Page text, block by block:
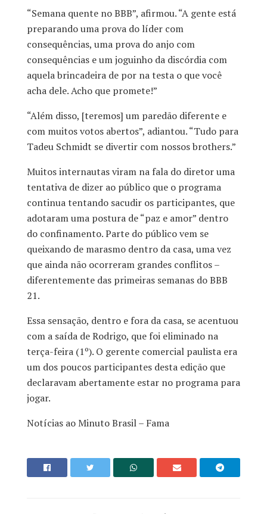
“Semana quente no BBB”, afirmou. “A gente está
preparando uma prova do líder com
consequências, uma prova do anjo com
consequências e um joguinho da discórdia com
aquela brincadeira de por na testa o que você
acha dele. Acho que promete!”
“Além disso, [teremos] um paredão diferente e
com muitos votos abertos”, adiantou. “Tudo para
Tadeu Schmidt se divertir com nossos brothers.”
Muitos internautas viram na fala do diretor uma
tentativa de dizer ao público que o programa
continua tentando sacudir os participantes, que
adotaram uma postura de “paz e amor” dentro
do confinamento. Parte do público vem se
queixando de marasmo dentro da casa, uma vez
que ainda não ocorreram grandes conflitos –
diferentemente das primeiras semanas do BBB
21.
Essa sensação, dentro e fora da casa, se acentuou
com a saída de Rodrigo, que foi eliminado na
terça-feira (1º). O gerente comercial paulista era
um dos poucos participantes desta edição que
declaravam abertamente estar no programa para
jogar.
Notícias ao Minuto Brasil – Fama